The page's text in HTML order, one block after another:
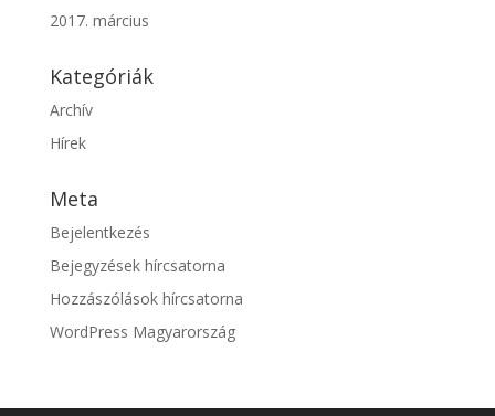
2017. március
Kategóriák
Archív
Hírek
Meta
Bejelentkezés
Bejegyzések hírcsatorna
Hozzászólások hírcsatorna
WordPress Magyarország